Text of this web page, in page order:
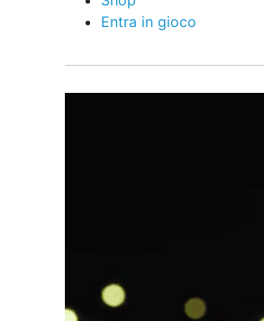
Entra in gioco